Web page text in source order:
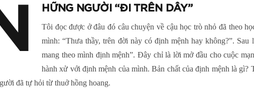
HỮNG NGƯỜI “ĐI TRÊN DÂY”
Tôi đọc được ở đâu đó câu chuyện về cậu học trò nhỏ đã theo
mình: “Thưa thầy, trên đời này có định mệnh hay không?”.
mang theo mình định mệnh”. Đây chỉ là lời mở đầu cho cuộc
hành xử với định mệnh của mình. Bản chất của định mệnh là
đã tự hỏi từ thuở hồng hoang.